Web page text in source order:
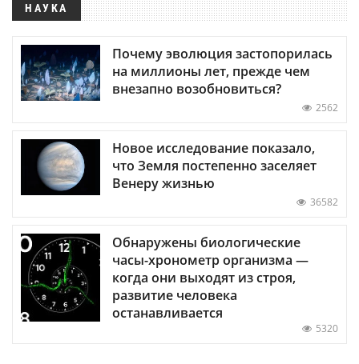
НАУКА
Почему эволюция застопорилась
на миллионы лет, прежде чем
внезапно возобновиться?
2562
Новое исследование показало,
что Земля постепенно заселяет
Венеру жизнью
36582
Обнаружены биологические
часы-хронометр организма —
когда они выходят из строя,
развитие человека
останавливается
5320